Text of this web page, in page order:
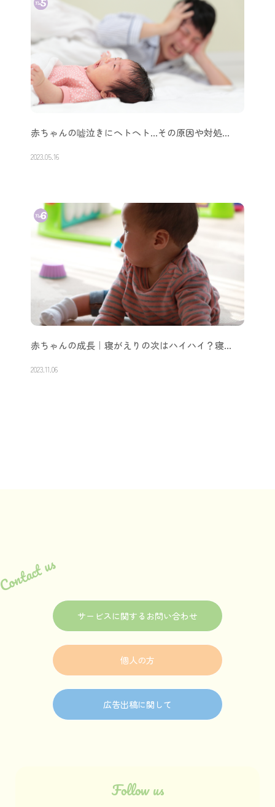
赤ちゃんの嘘泣きにヘトヘト…その原因や対処…
2023.05.16
赤ちゃんの成長｜寝がえりの次はハイハイ？寝…
2023.11.06
us
サービスに関するお問い合わせ
個人の方
広告出稿に関して
Follow us